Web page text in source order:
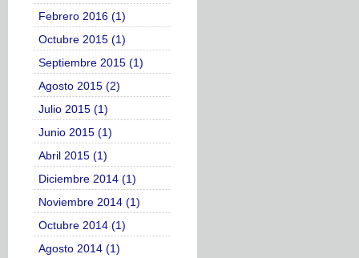
Febrero 2016 (1)
Octubre 2015 (1)
Septiembre 2015 (1)
Agosto 2015 (2)
Julio 2015 (1)
Junio 2015 (1)
Abril 2015 (1)
Diciembre 2014 (1)
Noviembre 2014 (1)
Octubre 2014 (1)
Agosto 2014 (1)